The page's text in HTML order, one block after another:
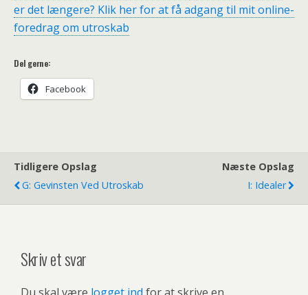
er det længere? Klik her for at få adgang til mit online-
foredrag om utroskab
Del gerne:
Facebook
Tidligere Opslag
G: Gevinsten Ved Utroskab
Næste Opslag
I: Idealer
Skriv et svar
Du skal være logget ind for at skrive en